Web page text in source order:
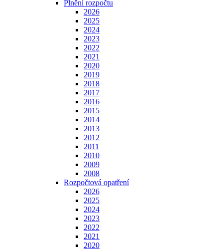
Plnění rozpočtu
2026
2025
2024
2023
2022
2021
2020
2019
2018
2017
2016
2015
2014
2013
2012
2011
2010
2009
2008
Rozpočtová opatření
2026
2025
2024
2023
2022
2021
2020